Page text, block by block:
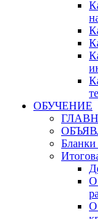
ОБУЧЕНИЕ
Бланки
О
О